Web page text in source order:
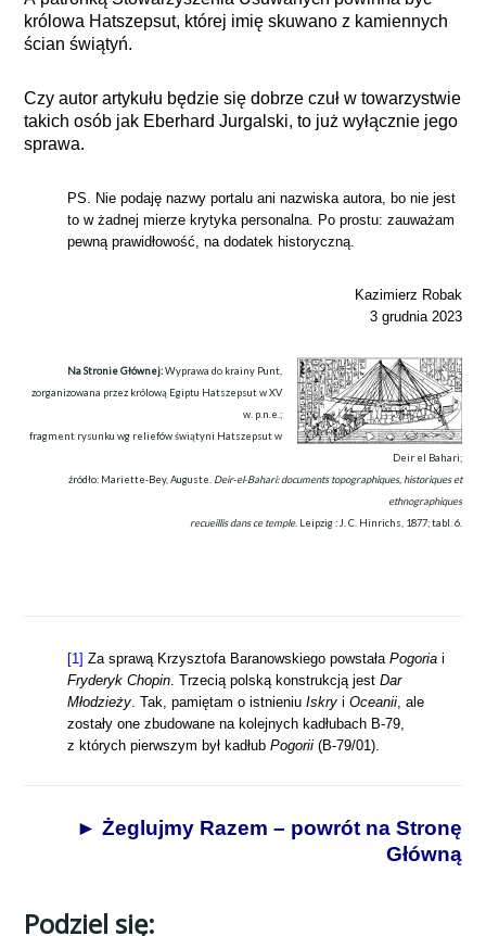
królowa Hatszepsut, której imię skuwano z kamiennych
ścian świątyń.
Czy autor artykułu będzie się dobrze czuł w towarzystwie
takich osób jak Eberhard Jurgalski, to już wyłącznie jego
sprawa.
PS. Nie podaję nazwy portalu ani nazwiska autora, bo nie jest
to w żadnej mierze krytyka personalna. Po prostu: zauważam
pewną prawidłowość, na dodatek historyczną.
Kazimierz Robak
3 grudnia 2023
Na Stronie Głównej:Wyprawa do krainy Punt,
zorganizowana przez królową Egiptu Hatszepsut w XV
w. p.n.e.;
fragment rysunku wg reliefów świątyni Hatszepsut w
Deir el Bahari;
źródło: Mariette‐Bey, Auguste. Deir‐el‐Bahari: documents topographiques, historiques et
ethnographiques
recueillis dans ce temple. Leipzig : J. C. Hinrichs, 1877; tabl. 6.
[1] Za sprawą Krzysztofa Baranowskiego powstałaPogoria i
Fryderyk Chopin . Trzecią polską konstrukcją jestDar
Młodzieży . Tak, pamiętam o istnieniuIskry iOceanii , ale
zostały one zbudowane na kolejnych kadłubach B-79,
z których pierwszym był kadłubPogorii (B-79/01).
► Żeglujmy Razem – powrót na Stronę
Główną
Podziel się: